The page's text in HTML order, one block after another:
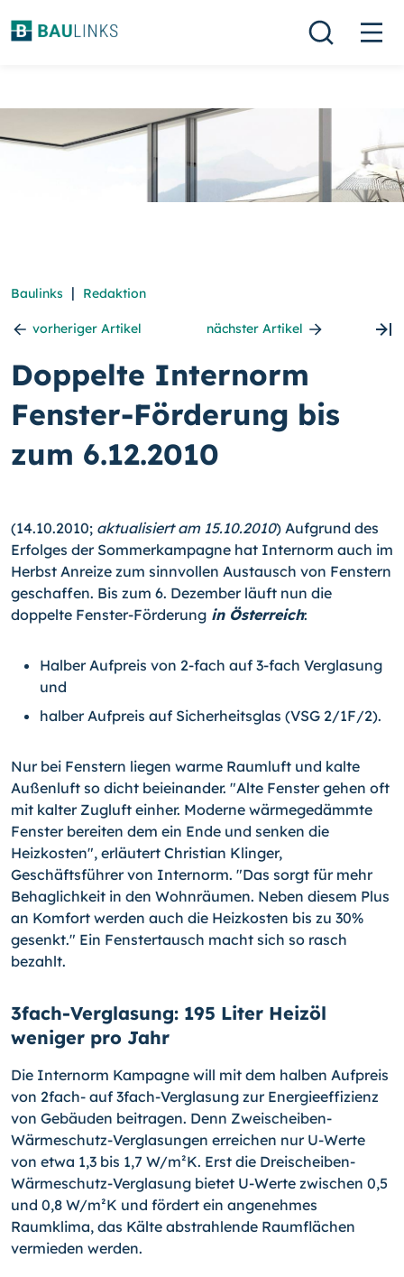
Baulinks | Redaktion
vorheriger Artikel nächster Artikel
Doppelte Internorm
Fenster-Förderung bis
zum 6.12.2010
(14.10.2010; aktualisiert am 15.10.2010) Aufgrund des
Erfolges der Sommerkampagne hat Internorm auch im
Herbst Anreize zum sinnvollen Austausch von Fenstern
geschaffen. Bis zum 6. Dezember läuft nun die
doppelte Fenster-Förderung in Österreich:
Halber Aufpreis von 2-fach auf 3-fach Verglasung
und
halber Aufpreis auf Sicherheitsglas (VSG 2/1F/2).
Nur bei Fenstern liegen warme Raumluft und kalte
Außenluft so dicht beieinander. "Alte Fenster gehen oft
mit kalter Zugluft einher. Moderne wärmegedämmte
Fenster bereiten dem ein Ende und senken die
Heizkosten", erläutert Christian Klinger,
Geschäftsführer von Internorm. "Das sorgt für mehr
Behaglichkeit in den Wohnräumen. Neben diesem Plus
an Komfort werden auch die Heizkosten bis zu 30%
gesenkt." Ein Fenstertausch macht sich so rasch
bezahlt.
3fach-Verglasung: 195 Liter Heizöl
weniger pro Jahr
Die Internorm Kampagne will mit dem halben Aufpreis
von 2fach- auf 3fach-Verglasung zur Energieeffizienz
von Gebäuden beitragen. Denn Zweischeiben-
Wärmeschutz-Verglasungen erreichen nur U-Werte
von etwa 1,3 bis 1,7 W/m²K. Erst die Dreischeiben-
Wärmeschutz-Verglasung bietet U-Werte zwischen 0,5
und 0,8 W/m²K und fördert ein angenehmes
Raumklima, das Kälte abstrahlende Raumflächen
vermieden werden.